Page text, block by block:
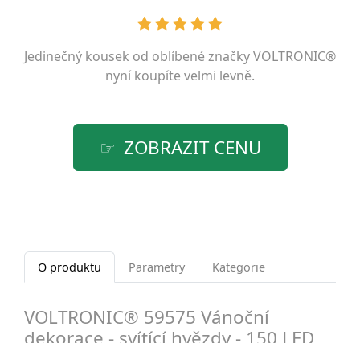
Jedinečný kousek od oblíbené značkyVOLTRONIC®
nyní koupíte velmi levně.
ZOBRAZIT CENU
O produktu Parametry Kategorie
VOLTRONIC® 59575 Vánoční
dekorace - svítící hvězdy - 150 LED